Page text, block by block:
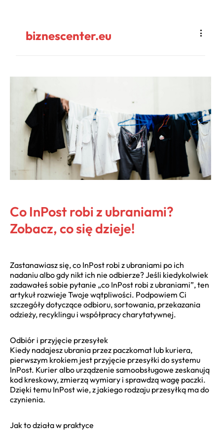
biznescenter.eu
Co InPost robi z ubraniami?
Zobacz, co się dzieje!
Zastanawiasz się, co InPost robi z ubraniami po ich
nadaniu albo gdy nikt ich nie odbierze? Jeśli kiedykolwiek
zadawałeś sobie pytanie „co InPost robi z ubraniami”, ten
artykuł rozwieje Twoje wątpliwości. Podpowiem Ci
szczegóły dotyczące odbioru, sortowania, przekazania
odzieży, recyklingu i współpracy charytatywnej.
Odbiór i przyjęcie przesyłek
Kiedy nadajesz ubrania przez paczkomat lub kuriera,
pierwszym krokiem jest przyjęcie przesyłki do systemu
InPost. Kurier albo urządzenie samoobsługowe zeskanują
kod kreskowy, zmierzą wymiary i sprawdzą wagę paczki.
Dzięki temu InPost wie, z jakiego rodzaju przesyłką ma do
czynienia.
Jak to działa w praktyce